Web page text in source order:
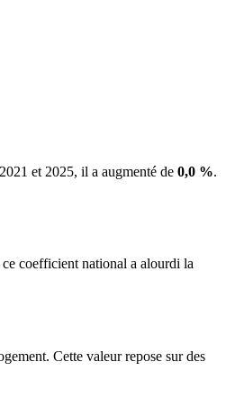
et 2025, il a augmenté de 0,0 %.
coefficient national a alourdi la
Cette valeur repose sur des